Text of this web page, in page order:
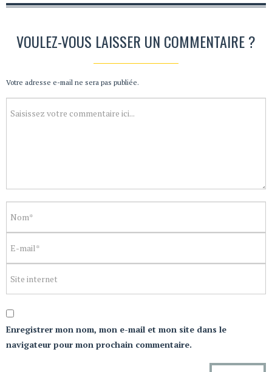
VOULEZ-VOUS LAISSER UN COMMENTAIRE ?
Votre adresse e-mail ne sera pas publiée.
Enregistrer mon nom, mon e-mail et mon site dans le
navigateur pour mon prochain commentaire.